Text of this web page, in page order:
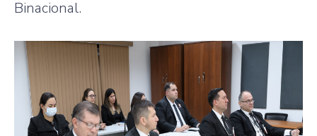
Binacional.